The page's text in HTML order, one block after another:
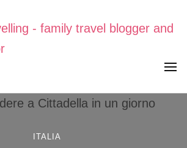
travelling
senza stress. Con curiosità, lentezza e
ITALIA